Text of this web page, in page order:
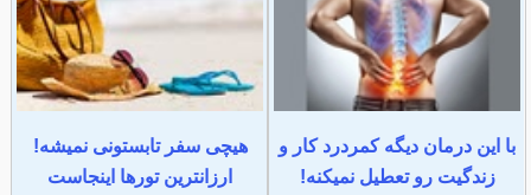
با این درمان دیگه کمردرد کار و
زندگیت رو تعطیل نمیکنه!
هیچی سفر تابستونی نمیشه!
ارزانترین تورها اینجاست